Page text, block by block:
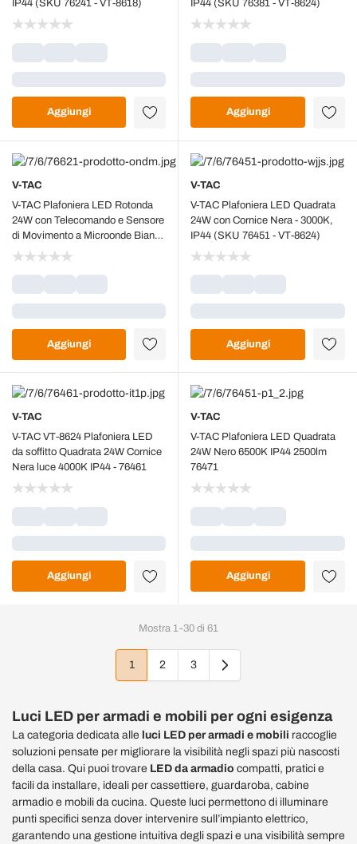
IP44 (SKU 76241 - VT-8618)
Aggiungi
IP44 (SKU 76381 - VT-8624)
Aggiungi
V-TAC
V-TAC Plafoniera LED Rotonda
24W con Telecomando e Sensore
di Movimento a Microonde Bianco
3000K IP44 – SKU 76621
Aggiungi
V-TAC
V-TAC Plafoniera LED Quadrata
24W con Cornice Nera - 3000K,
IP44 (SKU 76451 - VT-8624)
Aggiungi
V-TAC
V-TAC VT-8624 Plafoniera LED
da soffitto Quadrata 24W Cornice
Nera luce 4000K IP44 - 76461
Aggiungi
V-TAC
V-TAC Plafoniera LED Quadrata
24W Nero 6500K IP44 2500lm
76471
Aggiungi
Mostra 1 -30 di 61
Attualmente stai leggendo la pagina
1
Pagina
2
Pagina
3
Luci LED per armadi e mobili per ogni esigenza
La categoria dedicata alle luci LED per armadi e mobili raccoglie
soluzioni pensate per migliorare la visibilità negli spazi più nascosti
della casa. Qui puoi trovare LED da armadio compatti, pratici e
facili da installare, ideali per cassettiere, guardaroba, cabine
armadio e mobili da cucina. Queste luci permettono di illuminare
punti specifici senza dover intervenire sull’impianto elettrico,
garantendo una gestione intuitiva degli spazi e una visibilità sempre